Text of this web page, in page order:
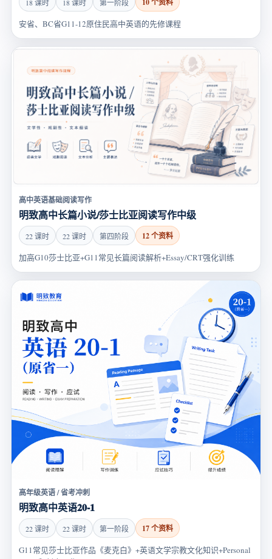
18 课时 18 课时 第一阶段 10 个资料
安省、BC省G11-12原住民高中英语的先修课程
高中英语基础阅读写作
明致高中长篇小说/莎士比亚阅读写作中级
22 课时 22 课时 第四阶段 12 个资料
加高G10莎士比亚+G11常见长篇阅读解析+Essay/CRT强化训练
高年级英语 / 省考冲刺
明致高中英语20-1
22 课时 22 课时 第一阶段 17 个资料
G11常见莎士比亚作品《麦克白》+英语文学宗教文化知识+Personal